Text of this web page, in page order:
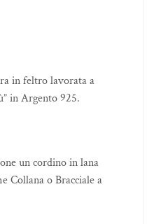
in feltro lavorata a
in Argento 925.
un cordino in lana
Collana o Bracciale a